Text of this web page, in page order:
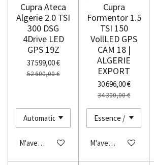
Cupra Ateca
Algerie 2.0 TSI
300 DSG
4Drive LED
GPS 19Z
37 599,00 €
52 600,00 €
M'avertir si disponible
Cupra
Formentor 1.5
TSI 150
VollLED GPS
CAM 18 |
ALGERIE
EXPORT
30 696,00 €
34 300,00 €
M'avertir si disponible